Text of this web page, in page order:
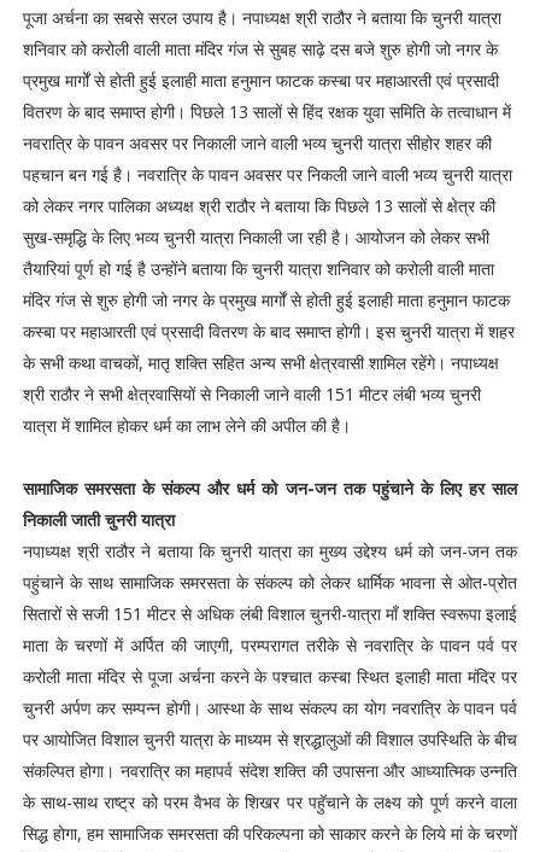
पूजा अर्चना का सबसे सरल उपाय है। नपाध्यक्ष श्री राठौर ने बताया कि चुनरी यात्रा
शनिवार को करोली वाली माता मंदिर गंज से सुबह साढ़े दस बजे शुरु होगी जो नगर के
प्रमुख मार्गों से होती हुई इलाही माता हनुमान फाटक कस्बा पर महाआरती एवं प्रसादी
वितरण के बाद समाप्त होगी। पिछले 13 सालों से हिंद रक्षक युवा समिति के तत्वाधान में
नवरात्रि के पावन अवसर पर निकाली जाने वाली भव्य चुनरी यात्रा सीहोर शहर की
पहचान बन गई है। नवरात्रि के पावन अवसर पर निकली जाने वाली भव्य चुनरी यात्रा
को लेकर नगर पालिका अध्यक्ष श्री राठौर ने बताया कि पिछले 13 सालों से क्षेत्र की
सुख-समृद्धि के लिए भव्य चुनरी यात्रा निकाली जा रही है। आयोजन को लेकर सभी
तैयारियां पूर्ण हो गई है उन्होंने बताया कि चुनरी यात्रा शनिवार को करोली वाली माता
मंदिर गंज से शुरु होगी जो नगर के प्रमुख मार्गों से होती हुई इलाही माता हनुमान फाटक
कस्बा पर महाआरती एवं प्रसादी वितरण के बाद समाप्त होगी। इस चुनरी यात्रा में शहर
के सभी कथा वाचकों, मातृ शक्ति सहित अन्य सभी क्षेत्रवासी शामिल रहेंगे। नपाध्यक्ष
श्री राठौर ने सभी क्षेत्रवासियों से निकाली जाने वाली 151 मीटर लंबी भव्य चुनरी
यात्रा में शामिल होकर धर्म का लाभ लेने की अपील की है।
सामाजिक समरसता के संकल्प और धर्म को जन-जन तक पहुंचाने के लिए हर साल
निकाली जाती चुनरी यात्रा
नपाध्यक्ष श्री राठौर ने बताया कि चुनरी यात्रा का मुख्य उद्देश्य धर्म को जन-जन तक
पहुंचाने के साथ सामाजिक समरसता के संकल्प को लेकर धार्मिक भावना से ओत-प्रोत
सितारों से सजी 151 मीटर से अधिक लंबी विशाल चुनरी-यात्रा माँ शक्ति स्वरूपा इलाई
माता के चरणों में अर्पित की जाएगी, परम्परागत तरीके से नवरात्रि के पावन पर्व पर
करोली माता मंदिर से पूजा अर्चना करने के पश्चात कस्बा स्थित इलाही माता मंदिर पर
चुनरी अर्पण कर सम्पन्न होगी। आस्था के साथ संकल्प का योग नवरात्रि के पावन पर्व
पर आयोजित विशाल चुनरी यात्रा के माध्यम से श्रद्धालुओं की विशाल उपस्थिति के बीच
संकल्पित होगा। नवरात्रि का महापर्व संदेश शक्ति की उपासना और आध्यात्मिक उन्नति
के साथ-साथ राष्ट्र को परम वैभव के शिखर पर पहुॅचाने के लक्ष्य को पूर्ण करने वाला
सिद्ध होगा, हम सामाजिक समरसता की परिकल्पना को साकार करने के लिये मां के चरणों